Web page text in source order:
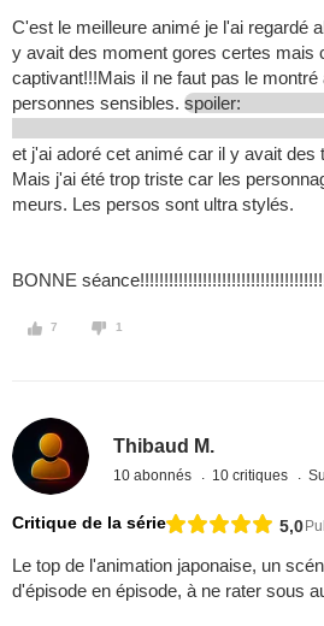
C'est le meilleure animé je l'ai regardé
y avait des moment gores certes mais
captivant!!!Mais il ne faut pas le montré
personnes sensibles. spoiler:
et j'ai adoré cet animé car il y avait des
Mais j'ai été trop triste car les
meurs. Les persos sont ultra stylés.
BONNE
7 1
Thibaud M.
10 abonnés 10 critiques
Critique de la série 5,0
Le top de l'animation japonaise, un
d'épisode en épisode, à ne rater sous